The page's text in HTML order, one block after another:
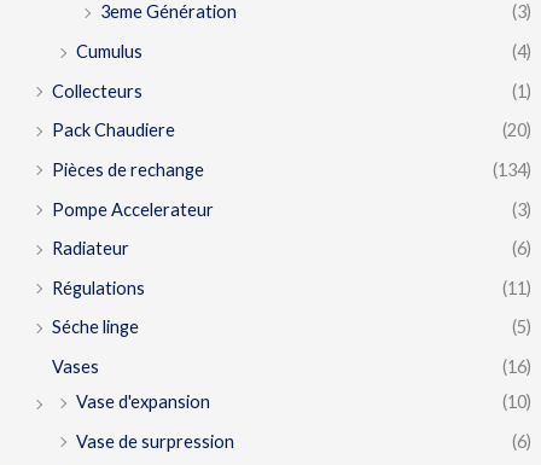
3eme Génération
(3)
Cumulus
(4)
Collecteurs
(1)
Pack Chaudiere
(20)
Pièces de rechange
(134)
Pompe Accelerateur
(3)
Radiateur
(6)
Régulations
(11)
Séche linge
(5)
Vases
(16)
Vase d'expansion
(10)
Vase de surpression
(6)